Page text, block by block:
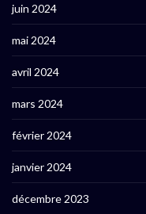
juin 2024
mai 2024
avril 2024
mars 2024
février 2024
janvier 2024
décembre 2023